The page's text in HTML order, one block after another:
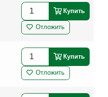
Купить
Отложить
Купить
Отложить